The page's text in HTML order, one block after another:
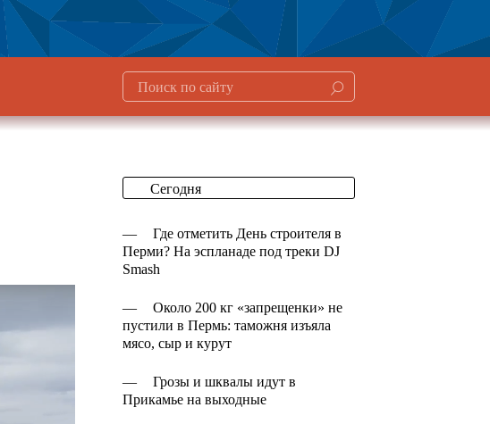
Сегодня
—
Где отметить День строителя в
Перми? На эспланаде под треки DJ
Smash
—
Около 200 кг «запрещенки» не
пустили в Пермь: таможня изъяла
мясо, сыр и курут
—
Грозы и шквалы идут в
Прикамье на выходные